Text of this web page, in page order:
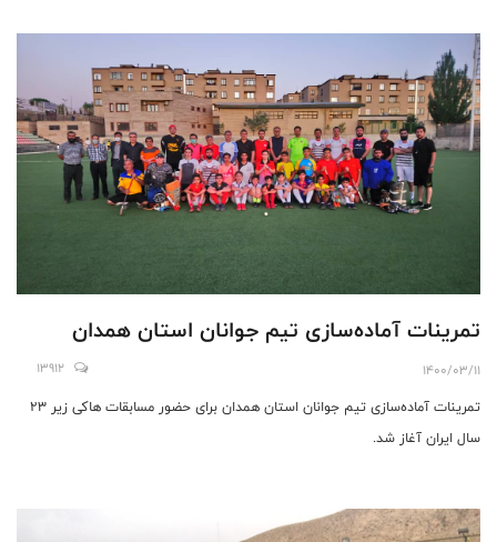
تمرینات آماده‌سازی تیم جوانان استان همدان
1400/03/11
13912
تمرینات آماده‌سازی تیم جوانان استان همدان برای حضور مسابقات ها‌کی زیر ۲۳
سال ایران آغاز شد.